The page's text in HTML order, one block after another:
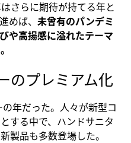
さらに期待が持てる年と
めば、 未曾有のパンデミ
や高揚感に溢れたテーマ
のプレミアム化
年だった。人々が新型コ
する中で、ハンドサニタ
製品も多数登場した。